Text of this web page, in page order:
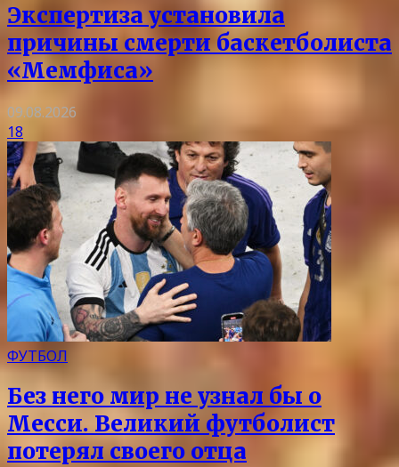
Экспертиза установила
причины смерти баскетболиста
«Мемфиса»
09.08.2026
18
ФУТБОЛ
Без него мир не узнал бы о
Месси. Великий футболист
потерял своего отца